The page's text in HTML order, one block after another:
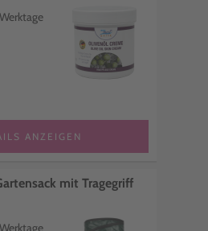
ANZEIGEN
mit Tragegriff